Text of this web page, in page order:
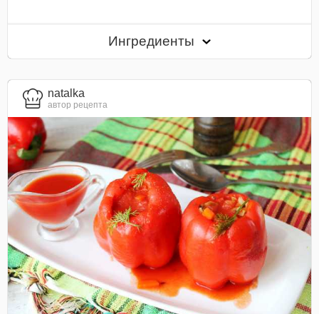
Ингредиенты
natalka
автор рецепта